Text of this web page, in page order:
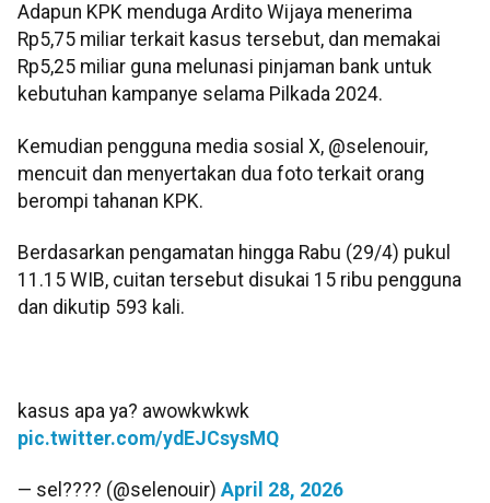
Adapun KPK menduga Ardito Wijaya menerima
Rp5,75 miliar terkait kasus tersebut, dan memakai
Rp5,25 miliar guna melunasi pinjaman bank untuk
kebutuhan kampanye selama Pilkada 2024.
Kemudian pengguna media sosial X, @selenouir,
mencuit dan menyertakan dua foto terkait orang
berompi tahanan KPK.
Berdasarkan pengamatan hingga Rabu (29/4) pukul
11.15 WIB, cuitan tersebut disukai 15 ribu pengguna
dan dikutip 593 kali.
kasus apa ya? awowkwkwk
pic.twitter.com/ydEJCsysMQ
— sel???? (@selenouir) April 28, 2026